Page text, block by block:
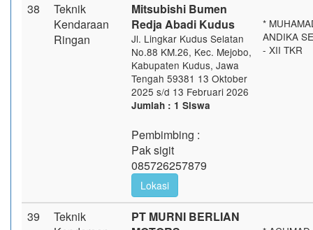
38
Teknik
Kendaraan
Ringan
Mitsubishi Bumen
Redja Abadi Kudus
Jl. Lingkar Kudus Selatan
No.88 KM.26, Kec. Mejobo,
Kabupaten Kudus, Jawa
Tengah 59381 13 Oktober
2025 s/d 13 Februari 2026
Jumlah : 1 Siswa
Pembimbing :
Pak sigit
085726257879
Lokasi
*
ANDIKA
- XII TKR
39
Teknik
PT MURNI BERLIAN